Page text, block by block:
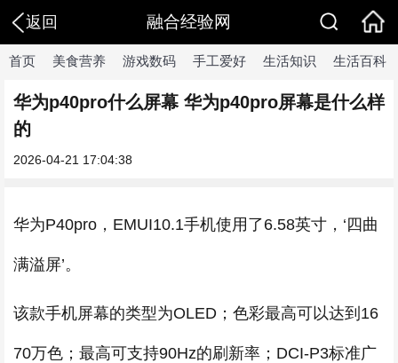
返回 融合经验网
首页 美食营养 游戏数码 手工爱好 生活知识 生活百科
华为p40pro什么屏幕 华为p40pro屏幕是什么样
的
2026-04-21 17:04:38
华为P40pro，EMUI10.1手机使用了6.58英寸，‘四曲
满溢屏’。
该款手机屏幕的类型为OLED；色彩最高可以达到16
70万色；最高可支持90Hz的刷新率；DCI-P3标准广